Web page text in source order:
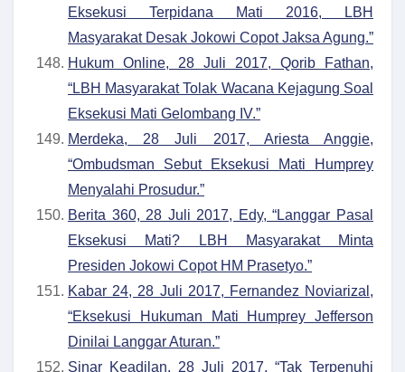
Eksekusi Terpidana Mati 2016, LBH
Masyarakat Desak Jokowi Copot Jaksa Agung.”
Hukum Online, 28 Juli 2017, Qorib Fathan,
“LBH Masyarakat Tolak Wacana Kejagung Soal
Eksekusi Mati Gelombang IV.”
Merdeka, 28 Juli 2017, Ariesta Anggie,
“Ombudsman Sebut Eksekusi Mati Humprey
Menyalahi Prosudur.”
Berita 360, 28 Juli 2017, Edy, “Langgar Pasal
Eksekusi Mati? LBH Masyarakat Minta
Presiden Jokowi Copot HM Prasetyo.”
Kabar 24, 28 Juli 2017, Fernandez Noviarizal,
“Eksekusi Hukuman Mati Humprey Jefferson
Dinilai Langgar Aturan.”
Sinar Keadilan, 28 Juli 2017, “Tak Terpenuhi